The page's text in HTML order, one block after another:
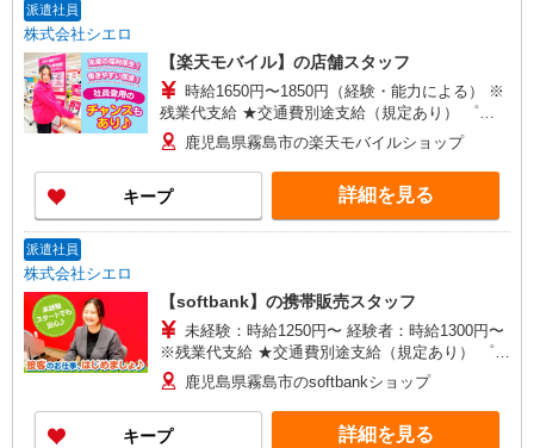
派遣社員
株式会社シエロ
【楽天モバイル】の店舗スタッフ
時給1650円〜1850円（経験・能力による） ※
残業代支給 ★交通費別途支給（規定あり） ゜
+゜・。○。・゜+゜・。○。・゜+゜ 入社祝い金10
万円支給(規定有) お友達を紹介頂くと, インセンテ
ィブ支給(規定有) ★月2回払い・週払い可能（規程
有）★ ゜・。○。・゜+゜・。○。・゜+゜
鹿児島県霧島市の楽天モバイルショップ
キープ 詳細を見る
派遣社員
株式会社シエロ
【softbank】の携帯販売スタッフ
未経験：時給1250円〜 経験者：時給1300円〜
※残業代支給 ★交通費別途支給（規定あり） ゜
+゜・。○。・゜+゜・。○。・゜+゜ 入社祝い金10
万円支給(規定有) お友達を紹介頂くと, インセンテ
ィブ支給(規定有) ★月2回払い・週払い可能（規程
有）★ ゜・。○。・゜+゜・。○。・゜+゜
鹿児島県霧島市のsoftbankショップ
キープ 詳細を見る